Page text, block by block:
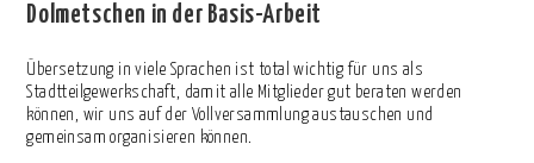
Dolmetschen in der Basis-Arbeit
Übersetzung in viele Sprachen ist total wichtig für uns als
Stadtteilgewerkschaft, damit alle Mitglieder gut beraten werden
können, wir uns auf der Vollversammlung austauschen und
gemeinsam organisieren können.